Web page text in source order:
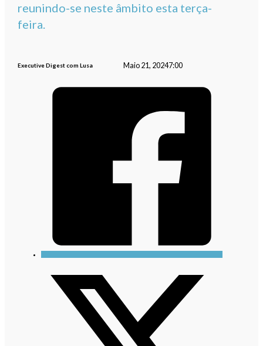
reunindo-se neste âmbito esta terça-
feira.
Executive Digest com Lusa Maio 21, 20247:00